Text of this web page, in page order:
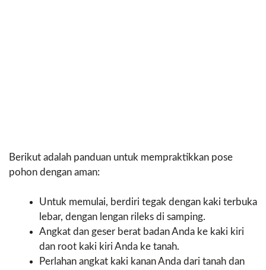
Berikut adalah panduan untuk mempraktikkan pose
pohon dengan aman:
Untuk memulai, berdiri tegak dengan kaki terbuka
lebar, dengan lengan rileks di samping.
Angkat dan geser berat badan Anda ke kaki kiri
dan root kaki kiri Anda ke tanah.
Perlahan angkat kaki kanan Anda dari tanah dan